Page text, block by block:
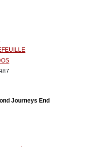
Journeys End